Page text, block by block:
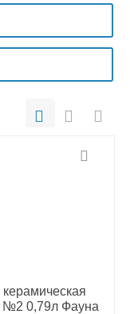
Лапки №2 0,79л Фауна